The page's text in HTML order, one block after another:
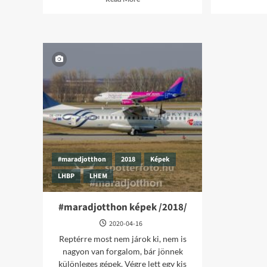
–
part
3
#maradjotthon 2018
Képek
LHBP
LHEM
#maradjotthon képek /2018/
2020-04-16
Reptérre most nem járok ki, nem is
nagyon van forgalom, bár jönnek
különleges gépek. Végre lett egy kis